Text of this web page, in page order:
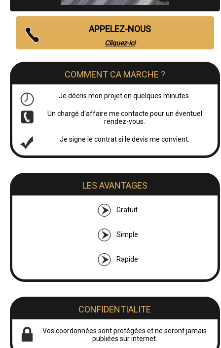
APPELEZ-NOUS
Cliquez-ici
COMMENT CA MARCHE ?
Je décris mon projet en quelques minutes.
Un chargé d'affaire me contacte pour un éventuel
rendez-vous.
Je signe le contrat si le devis me convient.
LES AVANTAGES
Gratuit
Simple
Rapide
CONFIDENTIALITE
Vos coordonnées sont protégées et ne seront jamais
publiées sur internet.